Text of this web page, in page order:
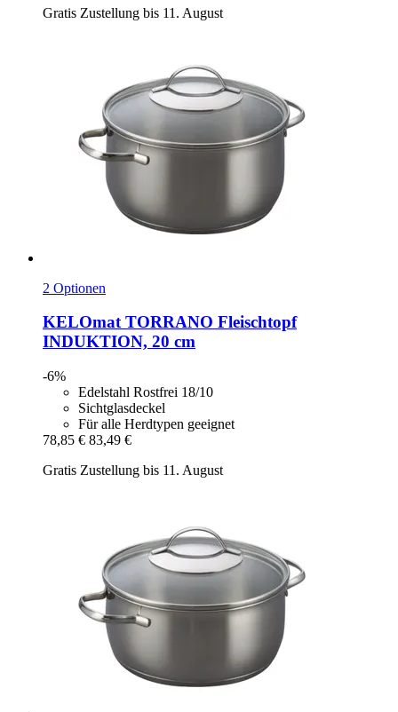
Gratis Zustellung bis 11. August
2 Optionen
KELOmatTORRANO Fleischtopf
INDUKTION, 20 cm
-6%
Edelstahl Rostfrei 18/10
Sichtglasdeckel
Für alle Herdtypen geeignet
78,85 € 83,49 €
Gratis Zustellung bis 11. August